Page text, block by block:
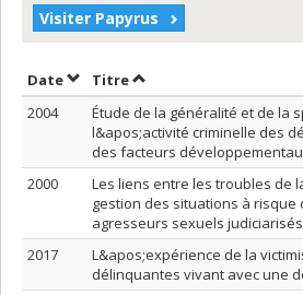
Visiter Papyrus
DateTrier par date en ordre
TitreTrier par titre en ordre
2004
Étude de la généralité et de la
l&apos;activité criminelle des
des facteurs
2000
Les liens entre les troubles de
gestion des situations à risque
agresseurs sexuels judiciarisés
2017
L&apos;expérience de la
délinquantes vivant avec une